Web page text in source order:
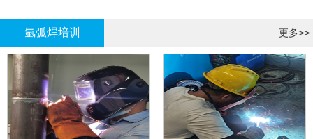
氩弧焊培训 更多>>